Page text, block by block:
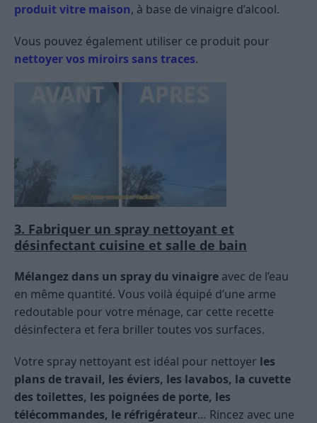
produit vitre maison, à base de vinaigre d’alcool.
Vous pouvez également utiliser ce produit pour
nettoyer vos miroirs sans traces.
3. Fabriquer un spray nettoyant et
désinfectant cuisine et salle de bain
Mélangez dans un spray du vinaigre avec de l’eau
en même quantité. Vous voilà équipé d’une arme
redoutable pour votre ménage, car cette recette
désinfectera et fera briller toutes vos surfaces.
Votre spray nettoyant est idéal pour nettoyer les
plans de travail, les éviers, les lavabos, la cuvette
des toilettes, les poignées de porte, les
télécommandes, le réfrigérateur… Rincez avec une